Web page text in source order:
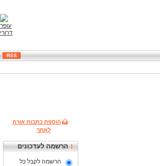
RSS
הוספת כתבות אורח
לאתר
הרשמה לעדכונים
הרשמה לקבל כל